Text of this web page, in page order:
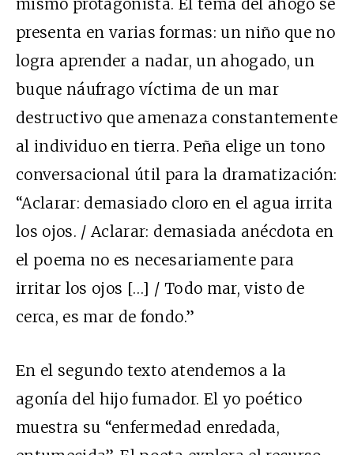
presenta en varias formas: un niño que no
logra aprender a nadar, un ahogado, un
buque náufrago víctima de un mar
destructivo que amenaza constantemente
al individuo en tierra. Peña elige un tono
conversacional útil para la dramatización:
“Aclarar: demasiado cloro en el agua irrita
los ojos. / Aclarar: demasiada anécdota en
el poema no es necesariamente para
irritar los ojos […] / Todo mar, visto de
cerca, es mar de fondo.”
En el segundo texto atendemos a la
agonía del hijo fumador. El yo poético
muestra su “enfermedad enredada,